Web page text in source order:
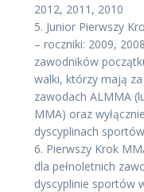
2012, 2011, 2010
5. Junior Pierwszy
– roczniki: 2009,
zawodników
walki, którzy mają
zawodach ALMMA
MMA) oraz
dyscyplinach
6. Pierwszy Krok
dla pełnoletnich
dyscyplinie sportów